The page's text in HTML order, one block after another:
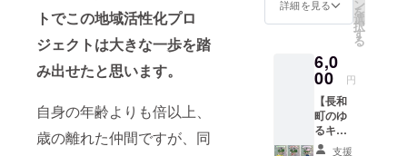
トでこの地域活性化プロ
ジェクトは大きな一歩を踏
み出せたと思います。
自身の年齢よりも倍以上、
歳の離れた仲間ですが、同
リター
なお、
支援時
に上乗
せ支援
が可能
になっ
ており
だきま
す！
は、長
和町で
300年の
歴史の
裏話、
セージ
をオン
ライン
でお伝
えさせ
ていた
だきま
詳細を見る ン
を
選
択
す
る
6,0
00 円
【長和
町のゆ
るキャ
ラなっ
支援